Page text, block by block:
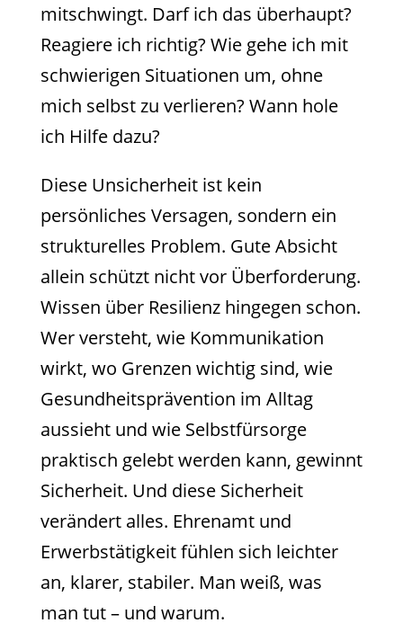
mitschwingt. Darf ich das überhaupt?
Reagiere ich richtig? Wie gehe ich mit
schwierigen Situationen um, ohne
mich selbst zu verlieren? Wann hole
ich Hilfe dazu?
Diese Unsicherheit ist kein
persönliches Versagen, sondern ein
strukturelles Problem. Gute Absicht
allein schützt nicht vor Überforderung.
Wissen über Resilienz hingegen schon.
Wer versteht, wie Kommunikation
wirkt, wo Grenzen wichtig sind, wie
Gesundheitsprävention im Alltag
aussieht und wie Selbstfürsorge
praktisch gelebt werden kann, gewinnt
Sicherheit. Und diese Sicherheit
verändert alles. Ehrenamt und
Erwerbstätigkeit fühlen sich leichter
an, klarer, stabiler. Man weiß, was
man tut – und warum.